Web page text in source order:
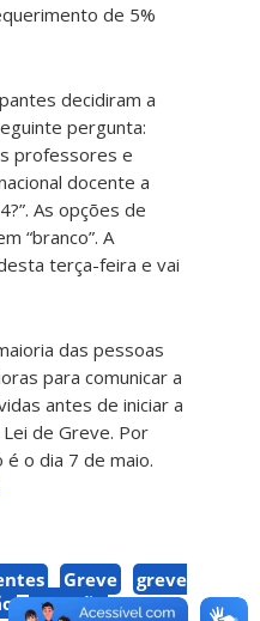
de 5%
decidiram a
pergunta:
professores e
docente a
As opções de
“branco”. A
terça-feira e vai
das pessoas
para comunicar a
antes de iniciar a
de Greve. Por
o dia 7 de maio.
Greve
greve
votação